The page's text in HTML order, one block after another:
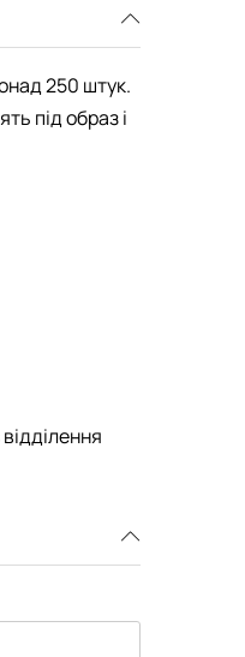
250 штук.
під образ і